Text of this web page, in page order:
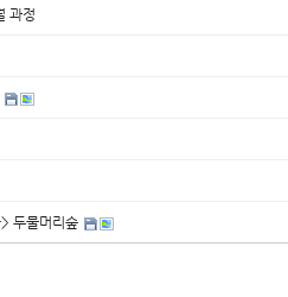
과정
두물머리숲